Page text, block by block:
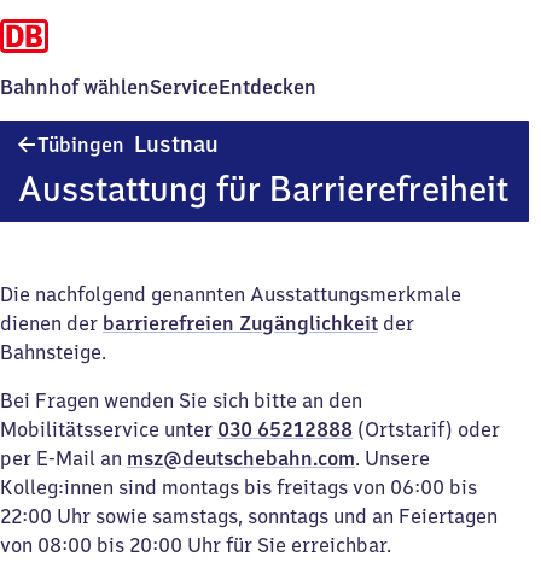
Bahnhof wählenServiceEntdecken
Tübingen Lustnau
Ausstattung für Barrierefreiheit
Die nachfolgend genannten Ausstattungsmerkmale
dienen der barrierefreien Zugänglichkeit der
Bahnsteige.
Bei Fragen wenden Sie sich bitte an den
Mobilitätsservice unter 030 65212888 (Ortstarif) oder
per E-Mail an msz@deutschebahn.com. Unsere
Kolleg:innen sind montags bis freitags von 06:00 bis
22:00 Uhr sowie samstags, sonntags und an Feiertagen
von 08:00 bis 20:00 Uhr für Sie erreichbar.